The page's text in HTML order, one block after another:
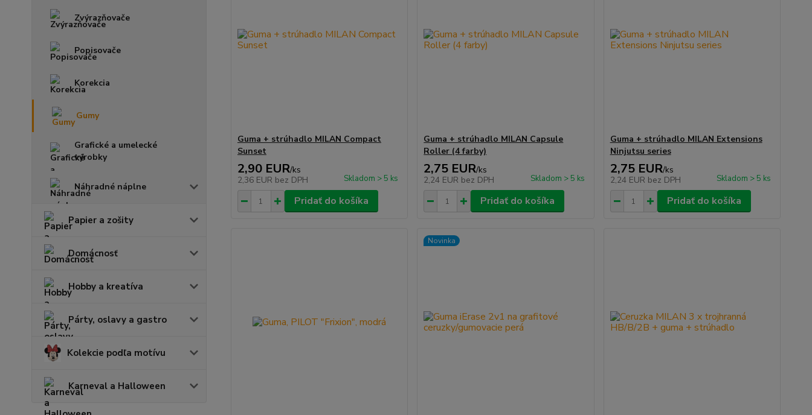
Zvýrazňovače
Popisovače
Korekcia
Gumy
Grafické a umelecké
výrobky
Náhradné náplne
Papier a zošity
Domácnosť
Hobby a kreatíva
Párty, oslavy a gastro
Kolekcie podľa motívu
Karneval a Halloween
Guma + strúhadlo MILAN Compact
Sunset
2,90 EUR/ks
2,36 EUR bez DPH Skladom > 5 ks
Pridať do košíka
Guma + strúhadlo MILAN Capsule
Roller (4 farby)
2,75 EUR/ks
2,24 EUR bez DPH Skladom > 5 ks
Pridať do košíka
Guma + strúhadlo MILAN Extensions
Ninjutsu series
2,75 EUR/ks
2,24 EUR bez DPH Skladom > 5 ks
Pridať do košíka
Novinka